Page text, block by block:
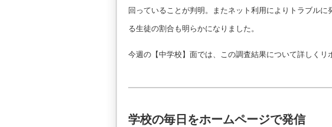
回っていることが判明。またネット利用によりトラブル
る生徒の割合も明らかになりました。
今週の【中学校】面では、この調査結果について詳しくリ
学校の毎日をホームページで発信